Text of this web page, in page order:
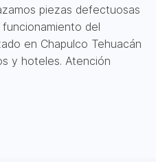
piezas defectuosas
del
en Chapulco Tehuacán
y hoteles. Atención